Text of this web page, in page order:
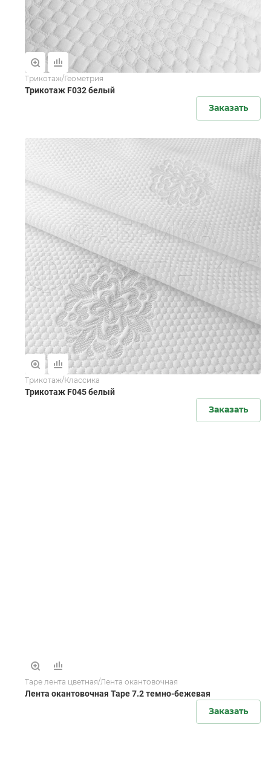
Трикотаж/Геометрия
Трикотаж F032 белый
Заказать
Трикотаж/Классика
Трикотаж F045 белый
Заказать
Tape лента цветная/Лента окантовочная
Лента окантовочная Tape 7.2 темно-бежевая
Заказать